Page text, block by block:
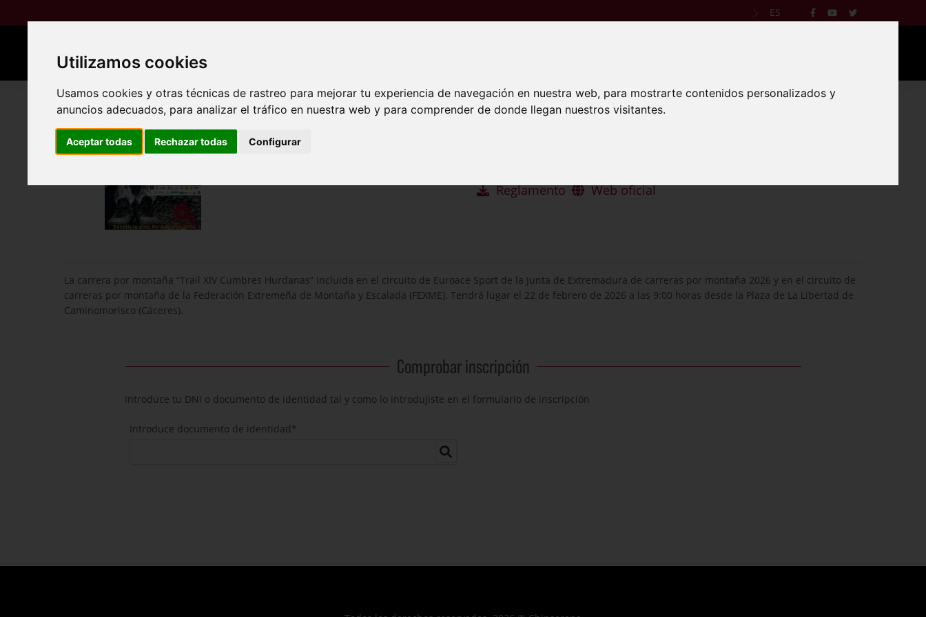
Utilizamos cookies
Usamos cookies y otras técnicas de rastreo para mejorar tu experiencia de navegación en nuestra web, para mostrarte contenidos personalizados y
anuncios adecuados, para analizar el tráfico en nuestra web y para comprender de donde llegan nuestros visitantes.
Aceptar todas Rechazar todas Configurar
ES
Reglamento Web oficial
La carrera por montaña “Trail XIV Cumbres Hurdanas” incluida en el circuito de Euroace Sport de la Junta de Extremadura de carreras por montaña 2026 y en el circuito de
carreras por montaña de la Federación Extremeña de Montaña y Escalada (FEXME). Tendrá lugar el 22 de febrero de 2026 a las 9:00 horas desde la Plaza de La Libertad de
Caminomorisco (Cáceres).
Comprobar inscripción
Introduce tu DNI o documento de identidad tal y como lo introdujiste en el formulario de inscripción
Introduce documento de identidad*